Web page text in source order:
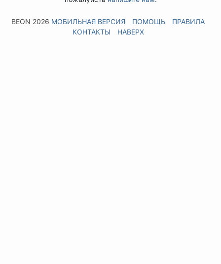
BEON 2026 МОБИЛЬНАЯ ВЕРСИЯ ПОМОЩЬ
ПРАВИЛА
КОНТАКТЫ
НАВЕРХ